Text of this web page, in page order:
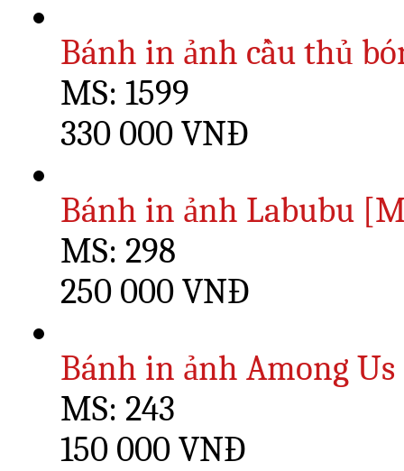
Bánh in ảnh cầu thủ
MS: 1599
330 000 VNĐ
Bánh in ảnh Labubu
MS: 298
250 000 VNĐ
Bánh in ảnh Among
MS: 243
150 000 VNĐ